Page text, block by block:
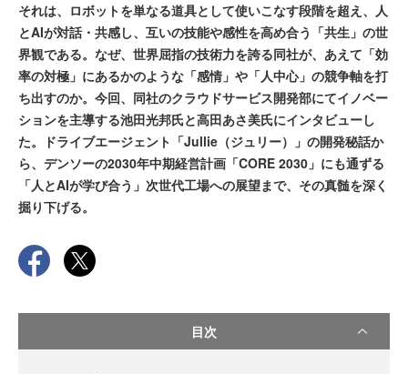
それは、ロボットを単なる道具として使いこなす段階を超え、人
とAIが対話・共感し、互いの技能や感性を高め合う「共生」の世
界観である。なぜ、世界屈指の技術力を誇る同社が、あえて「効
率の対極」にあるかのような「感情」や「人中心」の競争軸を打
ち出すのか。今回、同社のクラウドサービス開発部にてイノベー
ションを主導する池田光邦氏と高田あさ美氏にインタビューし
た。ドライブエージェント「Jullie（ジュリー）」の開発秘話か
ら、デンソーの2030年中期経営計画「CORE 2030」にも通ずる
「人とAIが学び合う」次世代工場への展望まで、その真髄を深く
掘り下げる。
目次